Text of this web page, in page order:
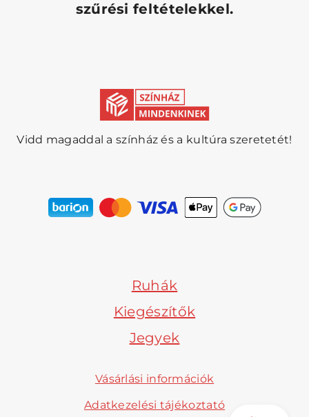
szűrési feltételekkel.
Vidd magaddal a színház és a kultúra szeretetét!
Ruhák
Kiegészítők
Jegyek
Vásárlási információk
Adatkezelési tájékoztató